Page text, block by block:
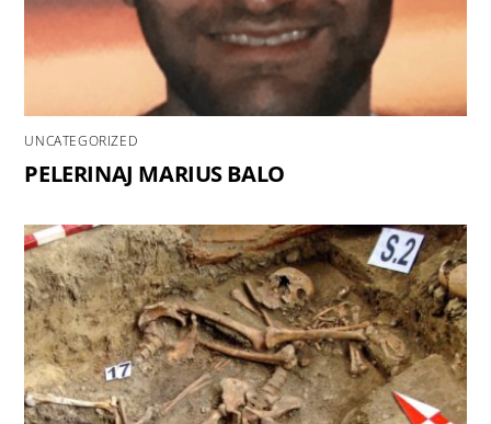
UNCATEGORIZED
PELERINAJ MARIUS BALO